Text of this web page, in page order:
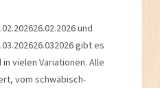
und
gibt es
vielen Variationen. Alle
vom schwäbisch-